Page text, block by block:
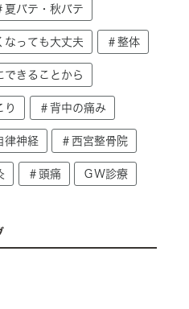
夏バテ・秋バテ
なっても大丈夫 ＃整体
できることから
り ＃背中の痛み
律神経 ＃西宮整骨院
＃頭痛 ＧＷ診療